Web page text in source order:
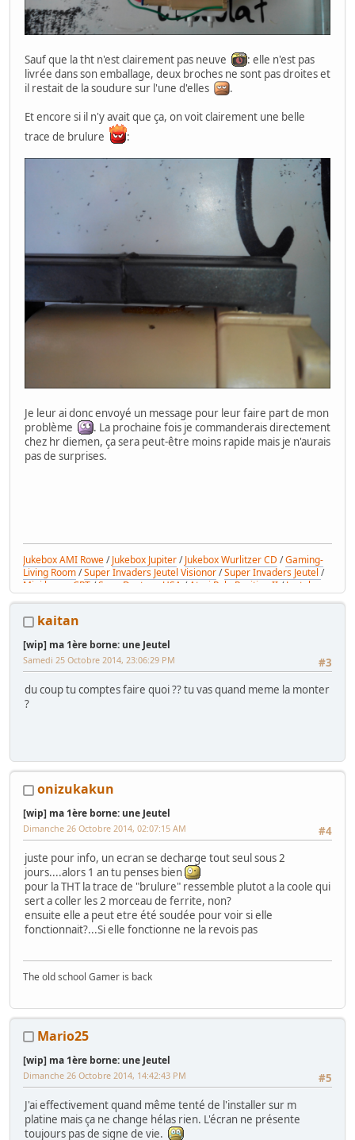
Sauf que la tht n'est clairement pas neuve
: elle n'est pas
livrée dans son emballage, deux broches ne sont pas droites et
il restait de la soudure sur l'une d'elles
.
Et encore si il n'y avait que ça, on voit clairement une belle
trace de brulure
:
Je leur ai donc envoyé un message pour leur faire part de mon
problème
. La prochaine fois je commanderais directement
chez hr diemen, ça sera peut-être moins rapide mais je n'aurais
pas de surprises.
Jukebox AMI Rowe/Jukebox Jupiter/Jukebox Wurlitzer CD /Gaming-
Living Room/Super Invaders Jeutel Visionor/Super Invaders Jeutel /
Mini borne CRT /Sega Daytona USA / Atari Pole Position II /Jeutel
générique
kaitan
[wip] ma 1ère borne: une Jeutel
#3
Samedi 25 Octobre 2014, 23:06:29 PM
du coup tu comptes faire quoi ?? tu vas quand meme la monter
?
onizukakun
[wip] ma 1ère borne: une Jeutel
#4
Dimanche 26 Octobre 2014, 02:07:15 AM
juste pour info, un ecran se decharge tout seul sous 2
jours....alors 1 an tu penses bien
pour la THT la trace de "brulure" ressemble plutot a la coole qui
sert a coller les 2 morceau de ferrite, non?
ensuite elle a peut etre été soudée pour voir si elle
fonctionnait?...Si elle fonctionne ne la revois pas
The old school Gamer is back
Mario25
[wip] ma 1ère borne: une Jeutel
#5
Dimanche 26 Octobre 2014, 14:42:43 PM
J'ai effectivement quand même tenté de l'installer sur m
platine mais ça ne change hélas rien. L'écran ne présente
toujours pas de signe de vie.